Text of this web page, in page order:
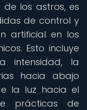
los astros, es
de control y
artificial en los
Esto incluye
intensidad, la
hacia abajo
la luz hacia el
prácticas de